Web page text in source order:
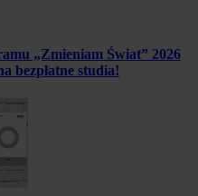
„Zmieniam Świat” 2026
bezpłatne studia!